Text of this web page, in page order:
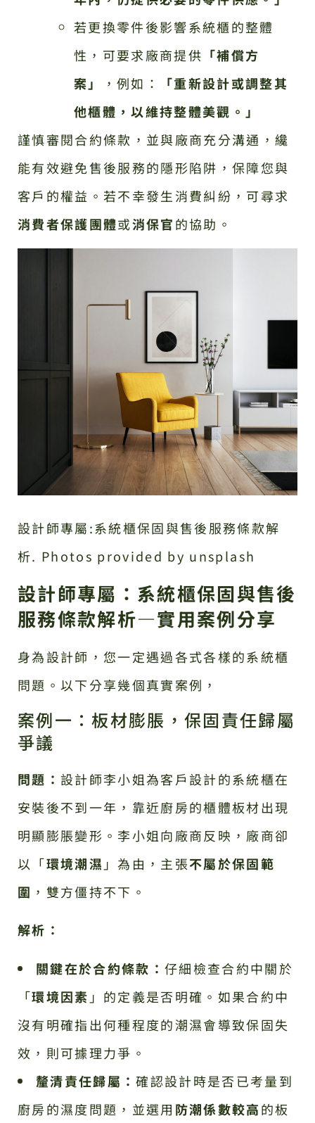
若更換零件後影響系統櫃的整體
性，可要求廠商提供 「補償方
案」
，例如：
「重新設計或調整其
他櫃體，以維持整體美觀。」
謹慎審閱合約條款，並與廠商充分溝通，纔
能有效避免售後服務的隱形陷阱，保障您與
客戶的權益。若不幸發生消費糾紛，可尋求
消費者保護團體或消保官的協助。
設計師專屬:系統櫃保固與售後服務條款解
析. Photos provided by unsplash
設計師專屬：系統櫃保固與售後
服務條款解析—實用案例分享
身為設計師，您一定遇過各式各樣的系統櫃
問題。以下分享幾個真實案例，
案例一：板材膨脹，保固責任歸屬
爭議
問題：設計師李小姐為客戶設計的系統櫃在
安裝後不到一年，靠近廚房的櫃體板材出現
明顯膨脹變形。李小姐向廠商反映，廠商卻
以「環境潮濕 」為由，主張不屬於保固範
圍 ，雙方僵持不下。
解析：
關鍵在於合約條款：仔細檢查合約中關於
「環境因素 」的定義是否明確。如果合約中
沒有明確指出何種程度的潮濕會導致保固失
效，則可據理力爭。
釐清責任歸屬：確認設計時是否已考量到
廚房的濕度問題，並選用 防潮係數較高的板